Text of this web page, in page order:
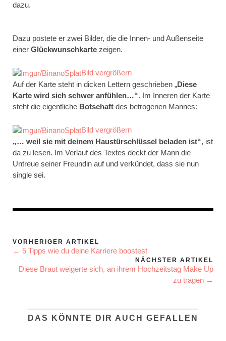
dazu.
Dazu postete er zwei Bilder, die die Innen- und Außenseite
einer Glückwunschkarte zeigen.
Bild vergrößern
Auf der Karte steht in dicken Lettern geschrieben „Diese
Karte wird sich schwer anfühlen…“. Im Inneren der Karte
steht die eigentliche Botschaft des betrogenen Mannes:
Bild vergrößern
„… weil sie mit deinem Haustürschlüssel beladen ist“, ist
da zu lesen. Im Verlauf des Textes deckt der Mann die
Untreue seiner Freundin auf und verkündet, dass sie nun
single sei.
VORHERIGER ARTIKEL
← 5 Tipps wie du deine Karriere boostest
NÄCHSTER ARTIKEL
Diese Braut weigerte sich, an ihrem Hochzeitstag Make Up
zu tragen →
DAS KÖNNTE DIR AUCH GEFALLEN